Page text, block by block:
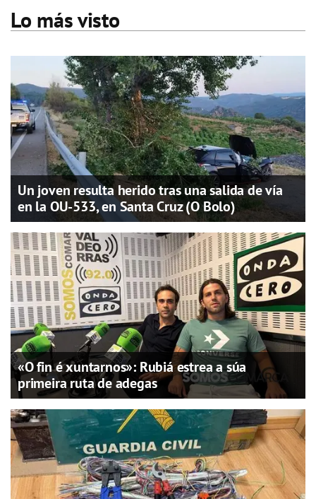
Lo más visto
Un joven resulta herido tras una salida de vía
en la OU-533, en Santa Cruz (O Bolo)
«O fin é xuntarnos»: Rubiá estrea a súa
primeira ruta de adegas